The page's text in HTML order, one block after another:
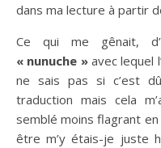
dans ma lecture à partir
Ce qui me gênait,
« nunuche » avec lequel
ne sais pas si c’est
traduction mais cela
semblé moins flagrant
être m’y étais-je juste